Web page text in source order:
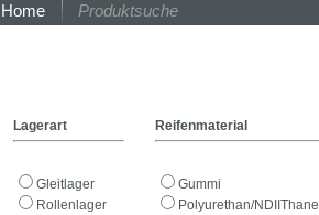
Home Produktsuche
Lagerart Reifenmaterial
Gleitlager
Rollenlager
Gummi
Polyurethan/NDIIThane